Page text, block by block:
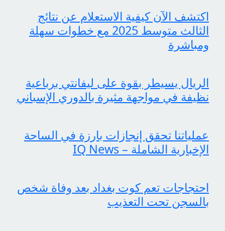
اكتشف الآن كيفية الاستعلام عن نتائج
الثالث متوسط 2025 مع خطوات سهلة
ومباشرة
الريال يسيطر بقوة على ليفانتي برباعية
نظيفة في مواجهة مثيرة بالدوري الإسباني
عملياتنا تحقق إنجازات بارزة في الساحة
الإخبارية الشاملة – IQ News
احتجاجات تعم كوت بغداد بعد وفاة شخص
بالسجن تحت التعذيب